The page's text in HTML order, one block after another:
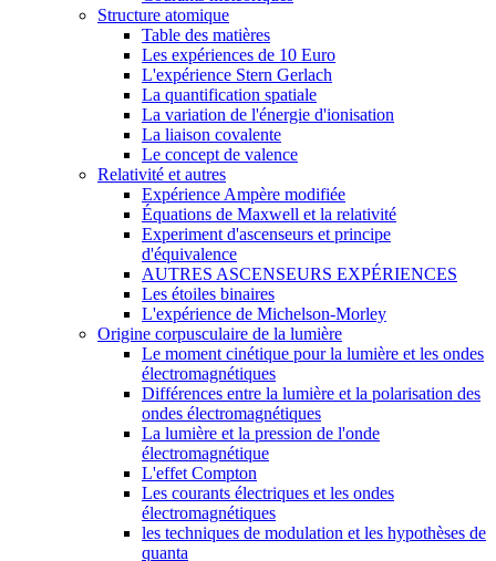
Structure atomique
Table des matières
Les expériences de 10 Euro
L'expérience Stern Gerlach
La quantification spatiale
La variation de l'énergie d'ionisation
La liaison covalente
Le concept de valence
Relativité et autres
Expérience Ampère modifiée
Équations de Maxwell et la relativité
Experiment d'ascenseurs et principe
d'équivalence
AUTRES ASCENSEURS EXPÉRIENCES
Les étoiles binaires
L'expérience de Michelson-Morley
Origine corpusculaire de la lumière
Le moment cinétique pour la lumière et les ondes
électromagnétiques
Différences entre la lumière et la polarisation des
ondes électromagnétiques
La lumière et la pression de l'onde
électromagnétique
L'effet Compton
Les courants électriques et les ondes
électromagnétiques
les techniques de modulation et les hypothèses de
quanta